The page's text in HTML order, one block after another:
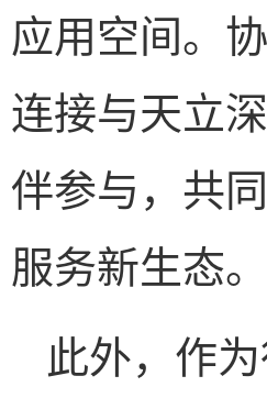
应用空间。
连接与天立
伴参与，共
服务新生态。
此外，作